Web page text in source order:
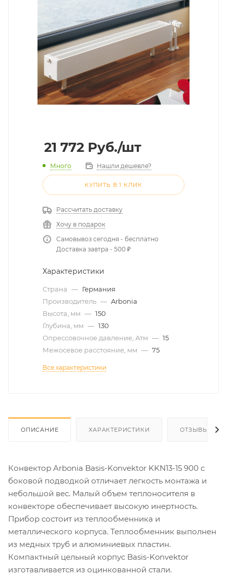
21 772 Руб./шт
Много Нашли дешевле?
КУПИТЬ В 1 КЛИК
Рассчитать доставку
Хочу в подарок
Самовывоз сегодня - бесплатно
Доставка завтра - 500 ₽
Характеристики
Страна — Германия
Производитель — Arbonia
Высота, мм — 150
Глубина, мм — 130
Опрессовочное давление, Атм — 15
Межосевое расстояние, мм — 75
Все характеристики
ОПИСАНИЕ ХАРАКТЕРИСТИКИ ОТЗЫВЫ
Конвектор Arbonia Basis-Konvektor KKN13-15 900 с
боковой подводкой отличает легкость монтажа и
небольшой вес. Малый объем теплоносителя в
конвекторе обеспечивает высокую инертность.
Прибор состоит из теплообменника и
металлического корпуса. Теплообменник выполнен
из медных труб и алюминиевых пластин.
Компактный цельный корпус Basis-Konvektor
изготавливается из оцинкованной стали.